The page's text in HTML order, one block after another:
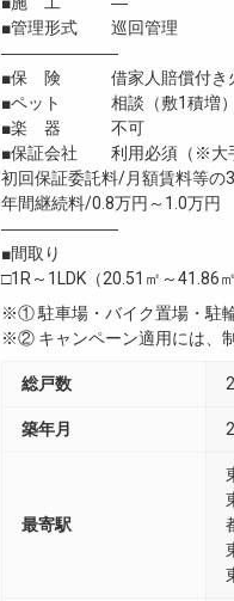
■管理形式 巡回管理
―――――――
■保 険 借家人賠償付き火
■ペット 相談（敷1積増）
■楽 器 不可
■保証会社 利用必須（※大手
初回保証委託料/月額賃料等の
年間継続料/0.8万円～1.0万円
―――――――
■間取り
□1R～1LDK（20.51㎡～41.86㎡
※① 駐車場・バイク置場・駐
※② キャンペーン適用には、
総戸数
築年月
最寄駅